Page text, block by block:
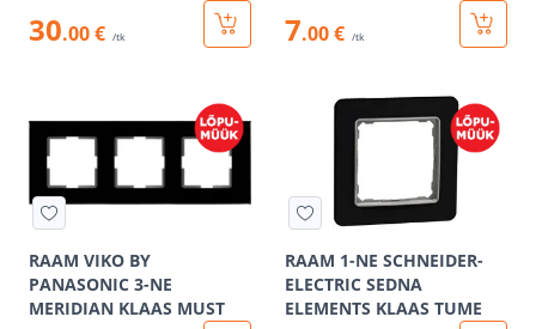
30.00 € /tk 7.00 € /tk
RAAM VIKO BY
PANASONIC 3-NE
MERIDIAN KLAAS MUST
RAAM 1-NE SCHNEIDER-
ELECTRIC SEDNA
ELEMENTS KLAAS TUME